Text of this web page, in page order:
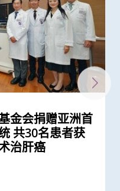
金会捐赠亚洲首
共30名患者获
治肝癌
快速传输的「生
」 突破现有仪
疗消化道疾病
院共同推动创新
推新课程模式CU
构课程 装备新
医疗新世代
医学院庆祝缔结
办中大—美国国
际衞生政策研...
人多功能自动化
动物验证
的腹腔镜机械人
公里遥距手术
汇聚国际知名...
医学院院长赵伟
院外籍院士
手术机器人产业
腾与香港中文大
录签署仪式
签署合作框架协
与香港医药创
化和产业优势
测试AI辅助上消
提升早期胃癌
内镜医生
理工学院联手
功进行横跨欧亚
手术
械人外科教授赵
鼎新革故 梦想
到机械、科研」
授为医学院院长
港币三千万元
能 进一步加强
中心成立
利用内镜手术机
离术治大肠癌
强跨学科医疗机
诊断和治疗的
科单孔微创机械
术有效深入以
疗
能助》儿童癌症
症
近七千八百万港
供全面眼科检查
训
」融入医学教育
升观察及表达
顶尖医学科技
道及心血管疾病
联邦理工学院结
科技治肠胃病
卓越青年学者奖
万港元奖学金
疗及研究中心开
管生成素2与湿
关系
基金会支持新生
性肾上腺皮质
脉冲产生器」医
「胃起搏器」
能
金会携手合作
代谢筛查计划
学大楼命名典礼
训及教育中心今
眼科诊断技术
学大楼今天正式
心今天开幕
大突破 成功完
械人手术
内镜贲门切开术